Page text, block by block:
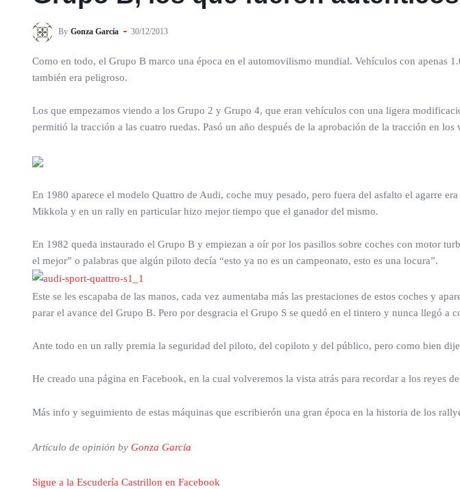
By Gonza García 30/12/2013
Como en todo, el Grupo B marco una época en el automovilismo mundial. Vehículos con apenas
también era peligroso.
Los que empezamos viendo a los Grupo 2 y Grupo 4, que eran vehículos con una ligera
permitió la tracción a las cuatro ruedas. Pasó un año después de la aprobación de la tracción en
En 1980 aparece el modelo Quattro de Audi, coche muy pesado, pero fuera del asfalto el agarre
Mikkola y en un rally en particular hizo mejor tiempo que el ganador del mismo.
En 1982 queda instaurado el Grupo B y empiezan a oír por los pasillos sobre coches con motor
el mejor” o palabras que algún piloto decía “esto ya no es un campeonato, esto es una locura”.
Este se les escapaba de las manos, cada vez aumentaba más las prestaciones de estos coches y
parar el avance del Grupo B. Pero por desgracia el Grupo S se quedó en el tintero y nunca llegó a
Ante todo en un rally premia la seguridad del piloto, del copiloto y del público, pero como bien
He creado una página en Facebook, en la cual volveremos la vista atrás para recordar a los reyes
Más info y seguimiento de estas máquinas que escribierón una gran época en la historia de los
Artículo de opinión by Gonza García
Sigue a la Escudería Castrillon en Facebook